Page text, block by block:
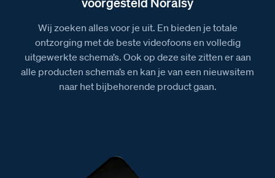
Wij zoeken alles voor je uit. En bieden je totale
ontzorging met de beste videofoons en volledig
uitgewerkte schema’s. Ook op deze site zitten er aan
alle producten schema’s en kan je van een nieuwsitem
naar het bijbehorende product gaan.